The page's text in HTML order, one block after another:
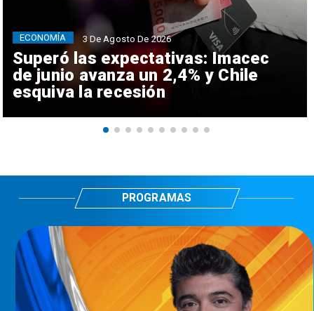
Superó las expectativas: Imacec
de junio avanza un 2,4% y Chile
esquiva la recesión
ECONOMÍA 3 De Agosto De 2026
PROGRAMAS